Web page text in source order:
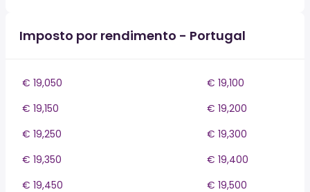
Imposto por rendimento - Portugal
€ 19,050
€ 19,100
€ 19,150
€ 19,200
€ 19,250
€ 19,300
€ 19,350
€ 19,400
€ 19,450
€ 19,500